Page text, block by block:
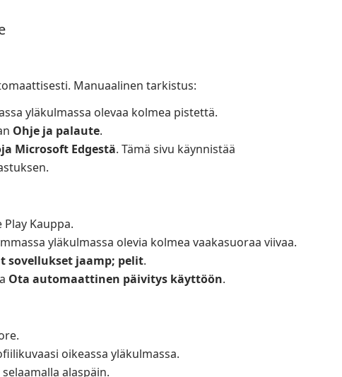
Manuaalinen tarkistus:
yläkulmassa olevaa kolmea pistettä.
Ohje ja palaute.
Microsoft Edgestä. Tämä sivu käynnistää
Play Kauppa.
yläkulmassa olevia kolmea vaakasuoraa viivaa.
sovellukset jaamp; pelit.
Ota automaattinen päivitys käyttöön.
oikeassa yläkulmassa.
alaspäin.